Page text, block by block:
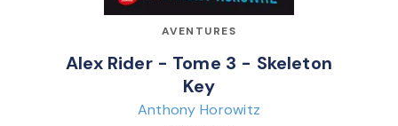
AVENTURES
Alex Rider - Tome 3 - Skeleton
Key
Anthony Horowitz